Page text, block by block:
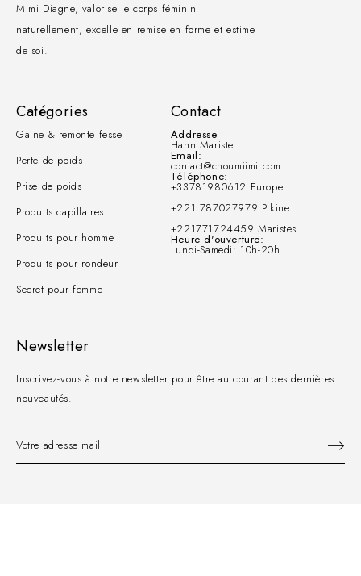
Mimi Diagne, valorise le corps féminin
naturellement, excelle en remise en forme et estime
de soi.
Catégories
Gaine & remonte fesse
Perte de poids
Prise de poids
Produits capillaires
Produits pour homme
Produits pour rondeur
Secret pour femme
Contact
Addresse
Hann Mariste
Email:
contact@choumiimi.com
Téléphone:
+33781980612 Europe
+221 787027979 Pikine
+221771724459 Maristes
Heure d'ouverture:
Lundi-Samedi: 10h-20h
Newsletter
Inscrivez-vous à notre newsletter pour être au courant des dernières
nouveautés.